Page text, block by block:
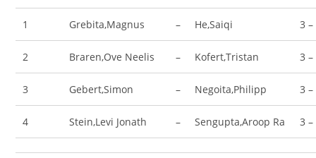
1 Grebita,Magnus – He,Saiqi 3 –
2 Braren,Ove Neelis – Kofert,Tristan 3 –
3 Gebert,Simon – Negoita,Philipp 3 –
4 Stein,Levi Jonath – Sengupta,Aroop Ra 3 –